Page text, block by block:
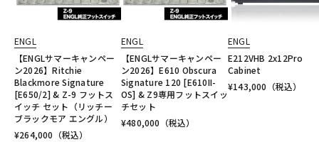
ENGL
【ENGLサマーキャンペー
ン2026】Ritchie
Blackmore Signature
[E650/2] & Z-9 フットス
イッチ セット（リッチー
ブラックモア エングル）
¥264,000 （税込）
ENGL
【ENGLサマーキャンペー
ン2026】E610 Obscura
Signature 120 [E610II-
OS] & Z9専用フットスイッ
チセット
¥480,000 （税込）
ENGL
E212VHB 2x12Pro
Cabinet
¥143,000 （税込）